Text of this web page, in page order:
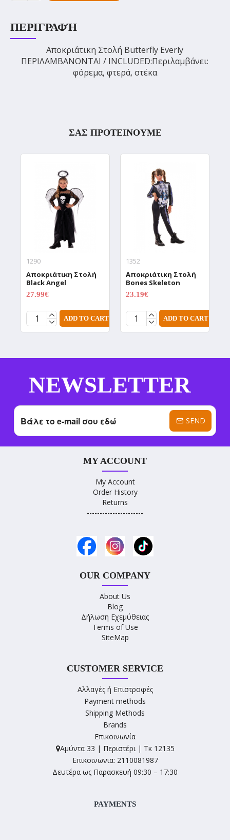
ΠΕΡΙΓΡΑΦΉ
Αποκριάτικη Στολή Butterfly Everly
ΠΕΡΙΛΑΜΒΑΝΟΝΤΑΙ / INCLUDED:Περιλαμβάνει:
φόρεμα, φτερά, στέκα
ΣΑΣ ΠΡΟΤΕΙΝΟΥΜΕ
1290
Αποκριάτικη Στολή
Black Angel
27.99€
ADD TO CART
1352
Αποκριάτικη Στολή
Bones Skeleton
23.19€
ADD TO CART
NEWSLETTER
SEND
MY ACCOUNT
My Account
Order History
Returns
----------------------
OUR COMPANY
About Us
Blog
Δήλωση Εχεμύθειας
Terms of Use
SiteMap
CUSTOMER SERVICE
Αλλαγές ή Επιστροφές
Payment methods
Shipping Methods
Brands
Επικοινωνία
Αμύντα 33 | Περιστέρι | Τκ 12135
Επικοινωνια: 2110081987
Δευτέρα ως Παρασκευή 09:30 – 17:30
PAYMENTS